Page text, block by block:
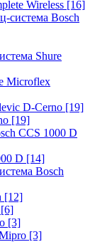
Wireless [16]
система Bosch
Shure
Microflex
D-Cerno [19]
[19]
CCS 1000 D
D [14]
Bosch
[12]
[6]
[3]
[3]